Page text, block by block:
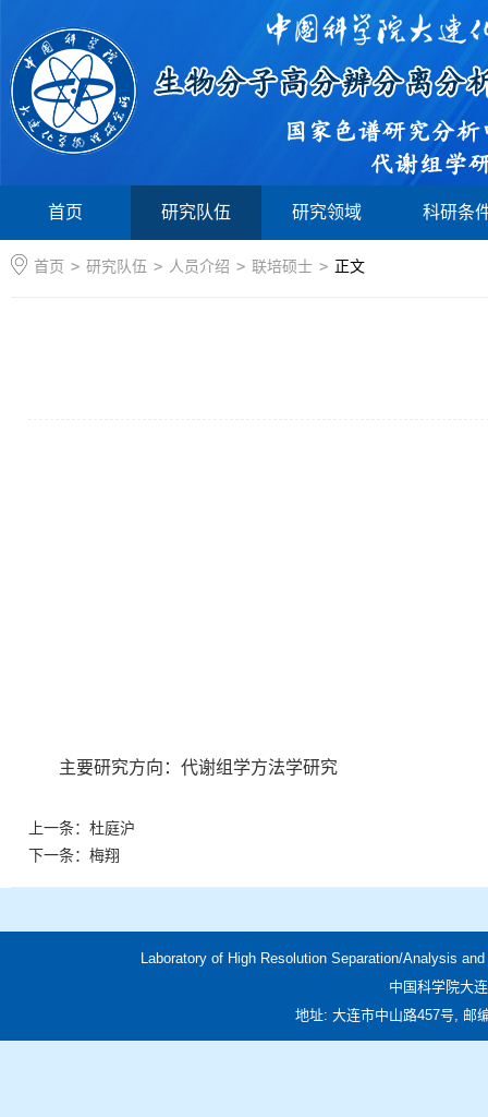
首页 研究队伍 研究领域 科研条
首页 > 研究队伍 > 人员介绍 > 联培硕士 > 正文
主要研究方向：代谢组学方法学研究
上一条： 杜庭沪
下一条： 梅翔
Laboratory of High Resolution Separation/Analysis
中国科学院大
地址: 大连市中山路457号,